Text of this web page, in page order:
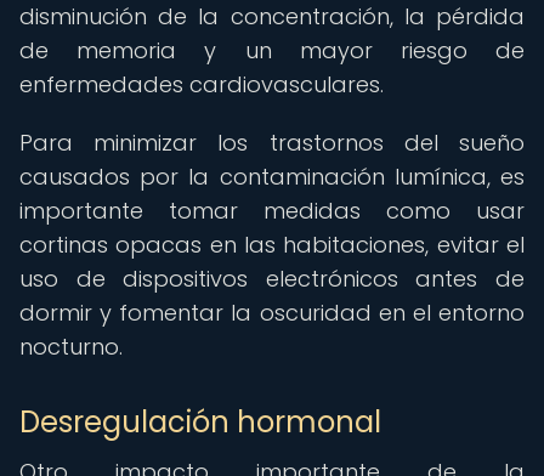
disminución de la concentración, la pérdida
de memoria y un mayor riesgo de
enfermedades cardiovasculares.
Para minimizar los trastornos del sueño
causados por la contaminación lumínica, es
importante tomar medidas como usar
cortinas opacas en las habitaciones, evitar el
uso de dispositivos electrónicos antes de
dormir y fomentar la oscuridad en el entorno
nocturno.
Desregulación hormonal